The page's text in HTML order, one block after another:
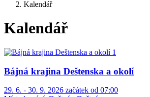
Kalendář
Kalendář
Bájná krajina Deštenska a okolí
29. 6. - 30. 9. 2026 začátek od 07:00